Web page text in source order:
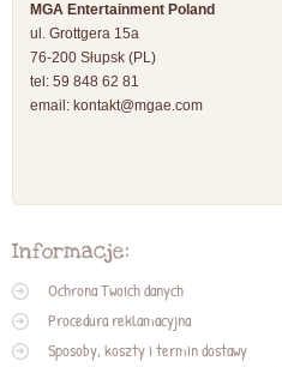
MGA Entertainment Poland
ul. Grottgera 15a
76-200 Słupsk (PL)
tel: 59 848 62 81
email: kontakt@mgae.com
Informacje:
Ochrona Twoich danych
Procedura reklamacyjna
Sposoby, koszty i termin dostawy